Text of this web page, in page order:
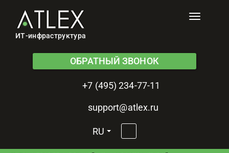
ИТ-инфраструктура
Toggle
ОБРАТНЫЙ ЗВОНОК
+7 (495) 234-77-11
support@atlex.ru
RU